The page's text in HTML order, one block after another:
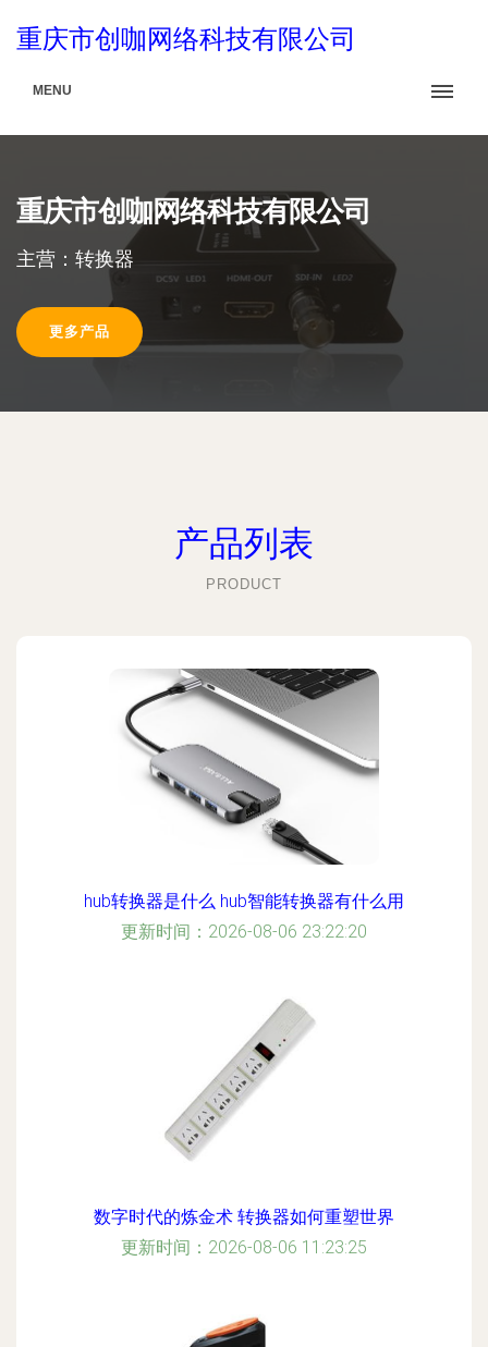
重庆市创咖网络科技有限公司
MENU
重庆市创咖网络科技有限公司
主营：转换器
更多产品
产品列表
PRODUCT
hub转换器是什么 hub智能转换器有什么用
更新时间：2026-08-06 23:22:20
数字时代的炼金术 转换器如何重塑世界
更新时间：2026-08-06 11:23:25